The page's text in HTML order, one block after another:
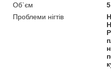
Об`єм
Проблеми нігтів